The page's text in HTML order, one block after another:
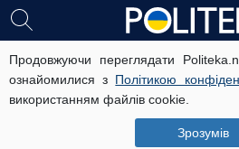
Продовжуючи переглядати
ознайомилися з Політикою
використанням файлів cookie.
Зрозумів
Графік відключення
січень 2026 в
кому чекати на довгі
Графік відключення світла